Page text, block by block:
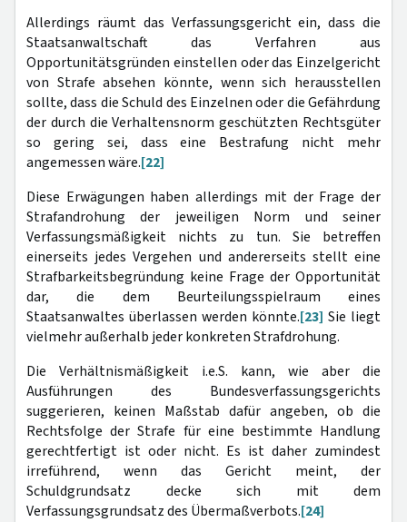
Allerdings räumt das Verfassungsgericht ein, dass die
Staatsanwaltschaft das Verfahren aus
Opportunitätsgründen einstellen oder das Einzelgericht
von Strafe absehen könnte, wenn sich herausstellen
sollte, dass die Schuld des Einzelnen oder die Gefährdung
der durch die Verhaltensnorm geschützten Rechtsgüter
so gering sei, dass eine Bestrafung nicht mehr
angemessen wäre.[22]
Diese Erwägungen haben allerdings mit der Frage der
Strafandrohung der jeweiligen Norm und seiner
Verfassungsmäßigkeit nichts zu tun. Sie betreffen
einerseits jedes Vergehen und andererseits stellt eine
Strafbarkeitsbegründung keine Frage der Opportunität
dar, die dem Beurteilungsspielraum eines
Staatsanwaltes überlassen werden könnte.[23] Sie liegt
vielmehr außerhalb jeder konkreten Strafdrohung.
Die Verhältnismäßigkeit i.e.S. kann, wie aber die
Ausführungen des Bundesverfassungsgerichts
suggerieren, keinen Maßstab dafür angeben, ob die
Rechtsfolge der Strafe für eine bestimmte Handlung
gerechtfertigt ist oder nicht. Es ist daher zumindest
irreführend, wenn das Gericht meint, der
Schuldgrundsatz decke sich mit dem
Verfassungsgrundsatz des Übermaßverbots.[24]